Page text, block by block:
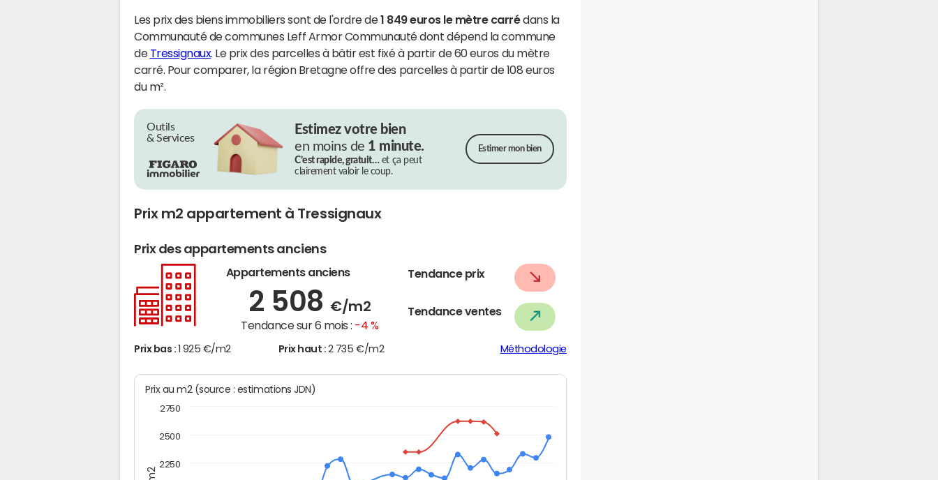
Les prix des biens immobiliers sont de l'ordre de1 849 euros le mètre carrédans la
Communauté de communes Leff Armor Communauté dont dépend la commune
de Tressignaux. Le prix des parcelles à bâtir est fixé à partir de 60 euros du mètre
carré. Pour comparer, la région Bretagne offre des parcelles à partir de 108 euros
du m².
Outils
& Services
Estimez votre bien
en moins de 1 minute.
C’est rapide, gratuit…et ça peut
clairement valoir le coup.
Estimer mon bien
Prix m2 appartement à Tressignaux
Prix des appartements anciens
Appartements anciens
2 508 €/m2
Tendance sur 6 mois : -4 %
Tendance prix
Tendance ventes
Prix bas : 1 925 €/m2 Prix haut : 2 735 €/m2 Méthodologie
Prix au m2 (source : estimations JDN)
2250
2500
2750